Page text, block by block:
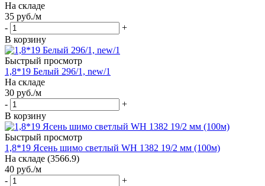
На складе
35 руб./м
-
+
В корзину
Быстрый просмотр
1,8*19 Белый 296/1, new/1
На складе
30 руб./м
-
+
В корзину
Быстрый просмотр
1,8*19 Ясень шимо светлый WH 1382 19/2 мм (100м)
На складе (3566.9)
40 руб./м
-
+